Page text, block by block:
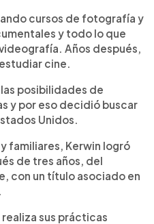
cursos de fotografía y
y todo lo que
Años después,
cine.
las posibilidades de
y por eso decidió buscar
Unidos.
familiares, Kerwin logró
de tres años, del
con un título asociado en
realiza sus prácticas